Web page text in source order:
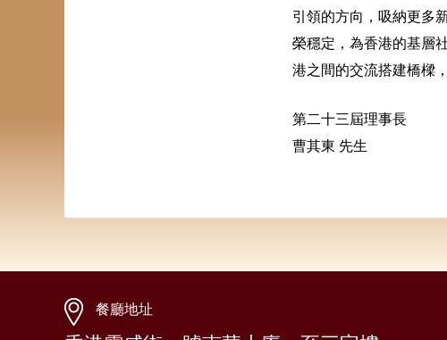
引領的方向，吸納更多
榮穩定，為香港的基層
港之間的交流搭建橋樑
第二十三屆理事長
曹其東 先生
餐廳地址